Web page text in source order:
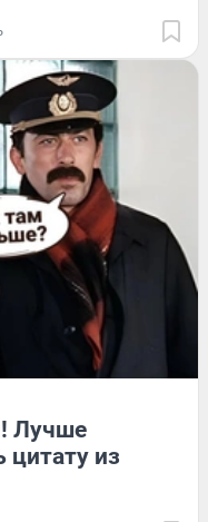
Лучше
цитату из